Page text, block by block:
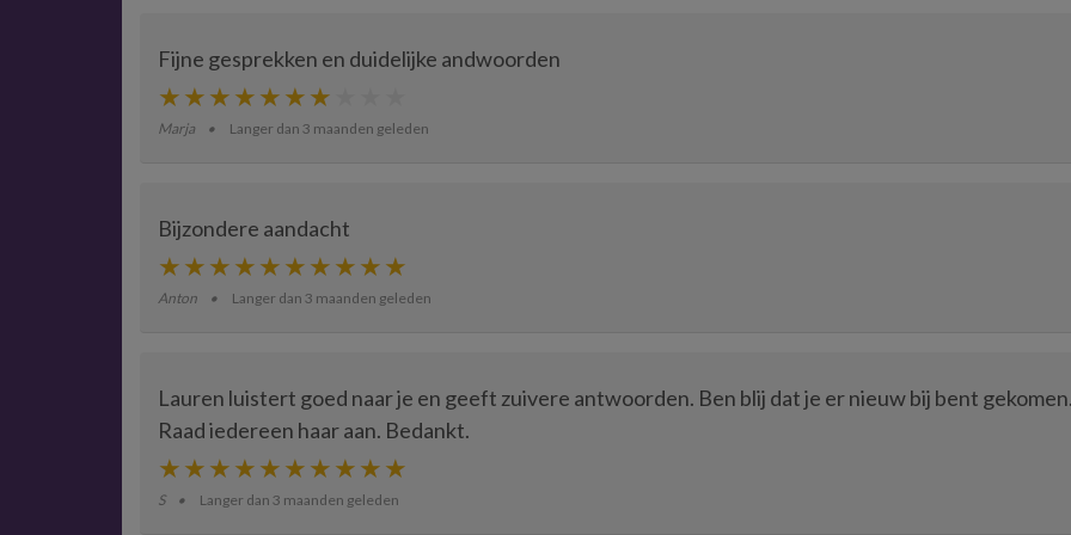
Fijne gesprekken en duidelijke andwoorden
Marja Langer dan 3 maanden geleden
Bijzondere aandacht
Anton Langer dan 3 maanden geleden
Lauren luistert goed naar je en geeft zuivere antwoorden. Ben blij dat je er nieuw bij bent
Raad iedereen haar aan. Bedankt.
S Langer dan 3 maanden geleden